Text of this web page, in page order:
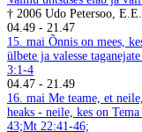
† 2006 Udo Petersoo,
04.49 - 21.47
15. mai Õnnis on mees,
ülbete ja valesse
3:1-4
04.47 - 21.49
16. mai Me teame, et
heaks - neile, kes on
43;Mt 22:41-46;